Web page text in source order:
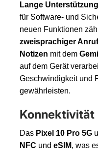
Lange Unterstützung
für Software- und
neuen Funktionen
zweisprachiger
Notizen mit dem
auf dem Gerät
Geschwindigkeit und
gewährleisten.
Konnektivität
Das Pixel 10 Pro 5G
NFC und eSIM, was